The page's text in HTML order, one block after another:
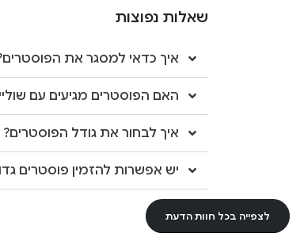
שאלות נפוצות
איך כדאי למסגר את
האם הפוסטרים מגיעים עם
איך לבחור את גודל הפוסטרים?
יש אפשרות להזמין פוסטרים
לצפייה בכל חוות הדעת